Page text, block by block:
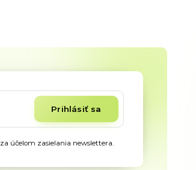
Prihlásiť sa
za účelom zasielania newslettera.